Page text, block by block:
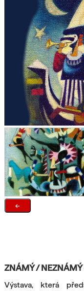
←
ZNÁMÝ / NEZNÁMÝ
Výstava, která